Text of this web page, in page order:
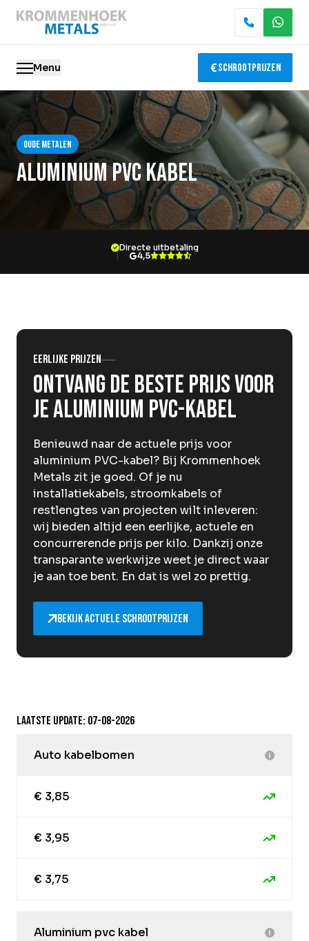
Menu Schrootprijzen
Oude metalen
Elektronica recycling
Slopen & demontage
Katalysator recycling
Werken bij
NL
Oude metalen
Aluminium pvc kabel
Directe uitbetaling
4,5
Eerlijke prijzen
Ontvang de beste prijs voor
je aluminium PVC-kabel
Benieuwd naar de actuele prijs voor
aluminium PVC-kabel? Bij Krommenhoek
Metals zit je goed. Of je nu
installatiekabels, stroomkabels of
restlengtes van projecten wilt inleveren:
wij bieden altijd een eerlijke, actuele en
concurrerende prijs per kilo. Dankzij onze
transparante werkwijze weet je direct waar
je aan toe bent. En dat is wel zo prettig.
Bekijk actuele schrootprijzen
Laatste update: 07-08-2026
Auto kabelbomen
€ 3,85
€ 3,95
€ 3,75
Aluminium pvc kabel